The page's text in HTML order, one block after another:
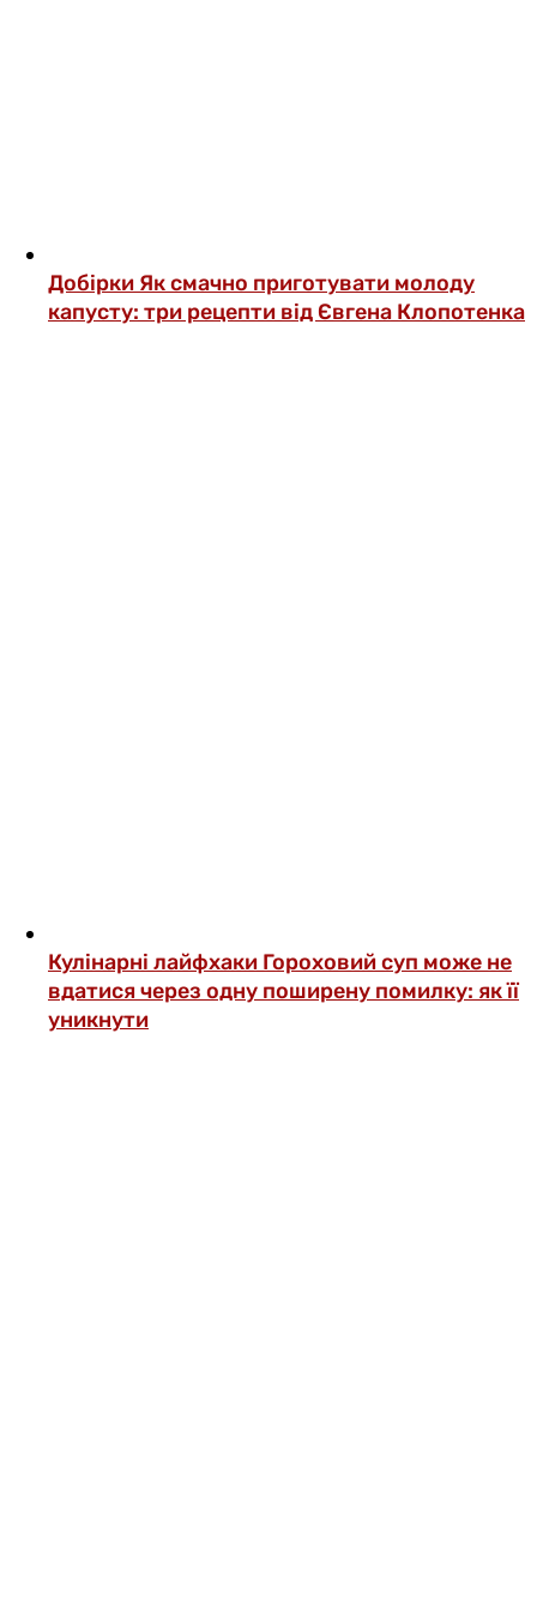
Добірки Як смачно приготувати молоду
капусту: три рецепти від Євгена Клопотенка
Кулінарні лайфхаки Гороховий суп може не
вдатися через одну поширену помилку: як її
уникнути